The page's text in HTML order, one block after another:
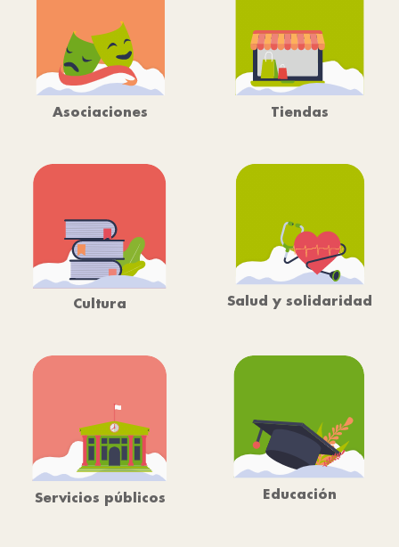
Asociaciones Tiendas
Cultura Salud y solidaridad
Servicios públicos Educación